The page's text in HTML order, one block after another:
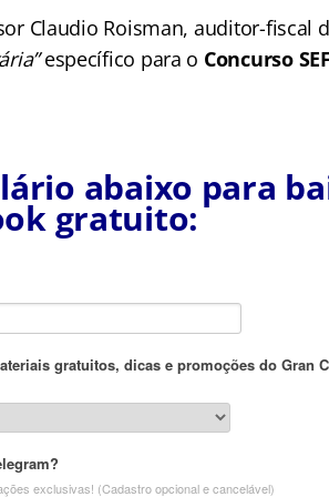
Claudio Roisman, auditor-fiscal
específico para o Concurso
abaixo para
gratuito: